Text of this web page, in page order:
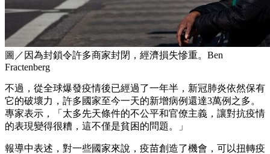
圖／因為封鎖令許多商家封閉，經濟損失慘重。Ben
Fractenberg
不過，從全球爆發疫情後已經過了一年半，新冠肺炎依然保有
它的破壞力，許多國家至今一天的新增病例還達3萬例之多。
專家表示，「太多先天條件的不公平和官僚主義，讓對抗疫情
的表現變得很糟，這不僅是貧困的問題。」
報導中表述，對一些國家來說，疫苗創造了機會，可以扭轉疫